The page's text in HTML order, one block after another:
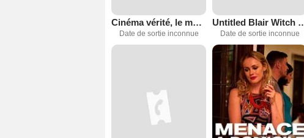
Cinéma vérité, le moment décisif
Date de sortie inconnue
Untitled
Date de sortie inconnue